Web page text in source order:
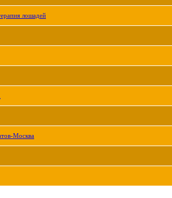
лошадей
Москва